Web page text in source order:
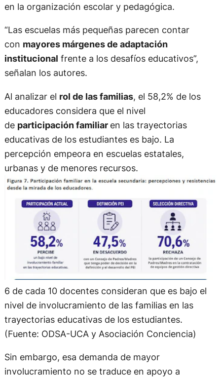
en la organización escolar y pedagógica.
“Las escuelas más pequeñas parecen contar
con mayores márgenes de adaptación
institucional frente a los desafíos educativos”,
señalan los autores.
Al analizar el rol de las familias, el 58,2% de los
educadores considera que el nivel
de participación familiar en las trayectorias
educativas de los estudiantes es bajo. La
percepción empeora en escuelas estatales,
urbanas y de menores recursos.
6 de cada 10 docentes consideran que es bajo el
nivel de involucramiento de las familias en las
trayectorias educativas de los estudiantes.
(Fuente: ODSA-UCA y Asociación Conciencia)
Sin embargo, esa demanda de mayor
involucramiento no se traduce en apoyo a